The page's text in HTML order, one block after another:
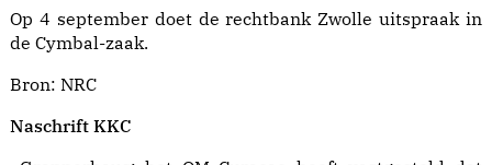
Op 4 september doet de rechtbank Zwolle uitspraak in
de Cymbal-zaak.
Bron: NRC
Naschrift KKC